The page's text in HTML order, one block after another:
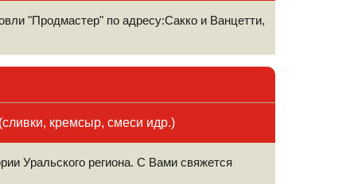
"Продмастер" по адресу:Сакко и Ванцетти,
кремсыр, смеси идр.)
Уральского региона. С Вами свяжется